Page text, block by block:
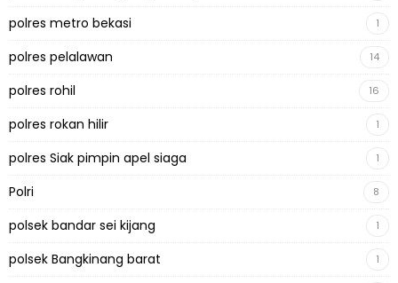
polres metro bekasi 1
polres pelalawan 14
polres rohil 16
polres rokan hilir 1
polres Siak pimpin apel siaga 1
Polri 8
polsek bandar sei kijang 1
polsek Bangkinang barat 1